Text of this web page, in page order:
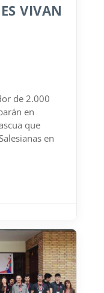
VIVAN
de 2.000
en
que
en